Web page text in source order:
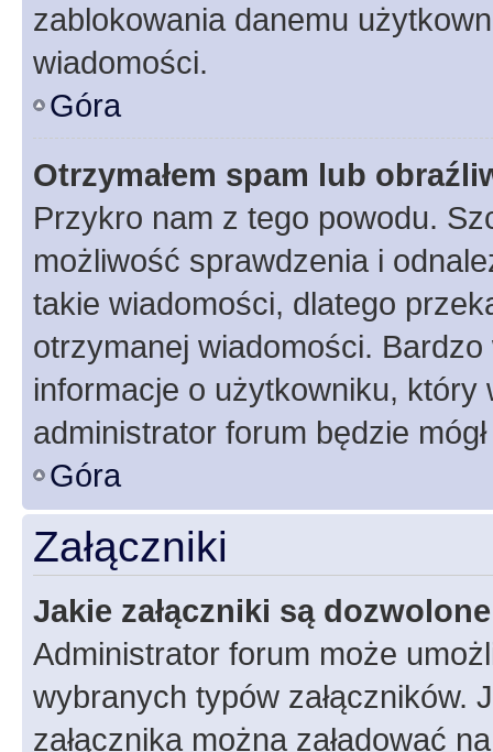
zablokowania danemu
wiadomości.
Góra
Otrzymałem spam lub
Przykro nam z tego powodu.
możliwość sprawdzenia i
takie wiadomości, dlatego
otrzymanej wiadomości.
informacje o użytkowniku, który
administrator forum będzie
Góra
Załączniki
Jakie załączniki są
Administrator forum może
wybranych typów załączników.
załącznika można załadować